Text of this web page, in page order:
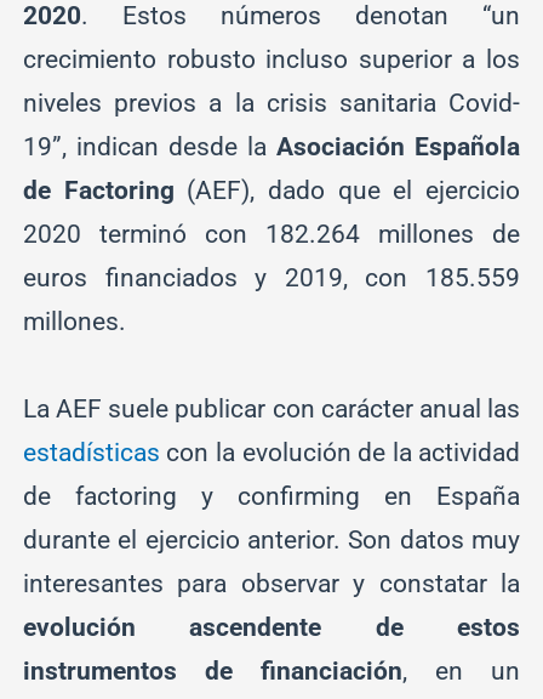
2020. Estos números denotan “un
crecimiento robusto incluso superior a los
niveles previos a la crisis sanitaria Covid-
19”, indican desde laAsociación Española
de Factoring (AEF), dado que el ejercicio
2020 terminó con 182.264 millones de
euros financiados y 2019, con 185.559
millones.
La AEF suele publicar con carácter anual las
estadísticas con la evolución de la actividad
de factoring y confirming en España
durante el ejercicio anterior. Son datos muy
interesantes para observar y constatar la
evolución ascendente de estos
instrumentos de financiación, en un